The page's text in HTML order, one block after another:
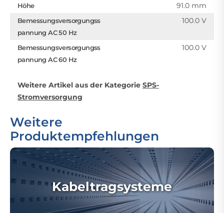
Höhe 91.0 mm
Bemessungsversorgungss
pannung AC 50 Hz
100.0 V
Bemessungsversorgungss
pannung AC 60 Hz
100.0 V
Weitere Artikel aus der Kategorie SPS-
Stromversorgung
Weitere
Produktempfehlungen
Kabeltragsysteme